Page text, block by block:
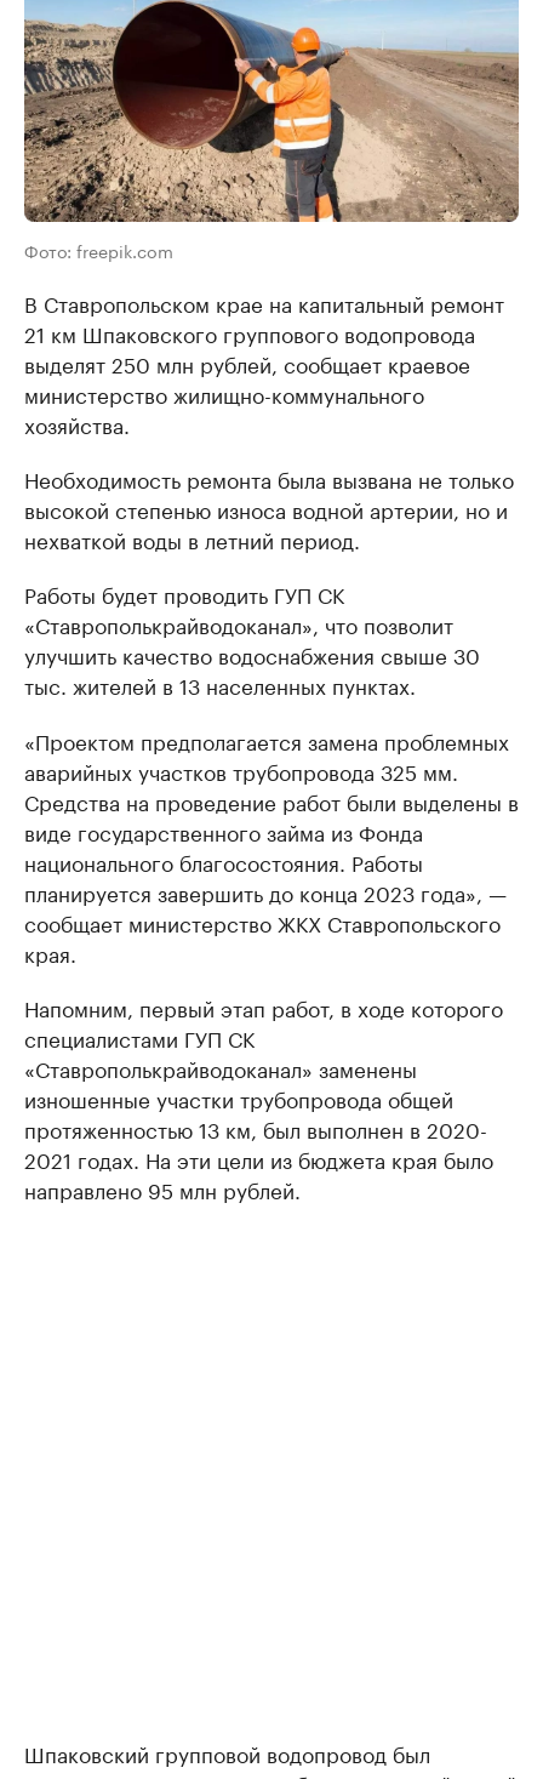
Фото: freepik.com
В Ставропольском крае на капитальный ремонт
21 км Шпаковского группового водопровода
выделят 250 млн рублей, сообщает краевое
министерство жилищно-коммунального
хозяйства.
Необходимость ремонта была вызвана не только
высокой степенью износа водной артерии, но и
нехваткой воды в летний период.
Работы будет проводить ГУП СК
«Ставрополькрайводоканал», что позволит
улучшить качество водоснабжения свыше 30
тыс. жителей в 13 населенных пунктах.
«Проектом предполагается замена проблемных
аварийных участков трубопровода 325 мм.
Средства на проведение работ были выделены в
виде государственного займа из Фонда
национального благосостояния. Работы
планируется завершить до конца 2023 года», —
сообщает министерство ЖКХ Ставропольского
края.
Напомним, первый этап работ, в ходе которого
специалистами ГУП СК
«Ставрополькрайводоканал» заменены
изношенные участки трубопровода общей
протяженностью 13 км, был выполнен в 2020-
2021 годах. На эти цели из бюджета края было
направлено 95 млн рублей.
Шпаковский групповой водопровод был